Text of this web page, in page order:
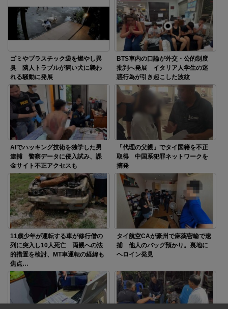
ゴミやプラスチック袋を燃やし異
臭 隣人トラブルが飼い犬に襲わ
れる騒動に発展
BTS車内の口論が外交・公的制度
批判へ発展 イタリア人学生の迷
惑行為が引き起こした波紋
AIでハッキング技術を独学した男
逮捕 警察データに侵入試み、課
金サイト不正アクセスも
「代理の父親」でタイ国籍を不正
取得 中国系犯罪ネットワークを
摘発
11歳少年が運転する車が修行僧の
列に突入し10人死亡 両親への法
的措置を検討、MT車運転の経緯も
焦点…
タイ航空CAが豪州で麻薬密輸で逮
捕 他人のバッグ預かり。裏地に
ヘロイン発見